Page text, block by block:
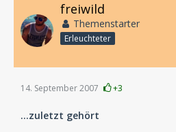
freiwild
Themenstarter
Erleuchteter
14. September 2007 +3
...zuletzt gehört